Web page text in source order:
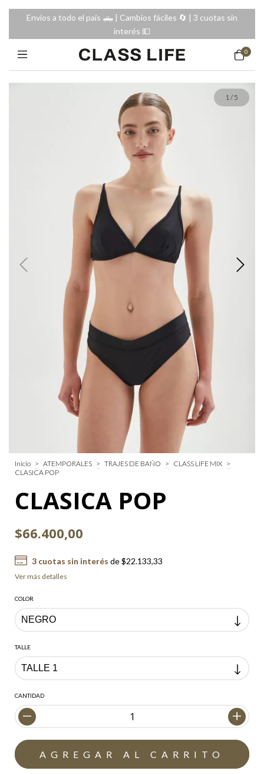
Envíos a todo el país 🛻 | Cambios fáciles 🔄️ | 3 cuotas sin
interés 💵
0
1/ 5
Inicio > ATEMPORALES > TRAJES DE BAÑO > CLASS LIFE MIX >
CLASICA POP
CLASICA POP
$66.400,00
3cuotas sin interés de$22.133,33
Ver más detalles
COLOR
TALLE
CANTIDAD